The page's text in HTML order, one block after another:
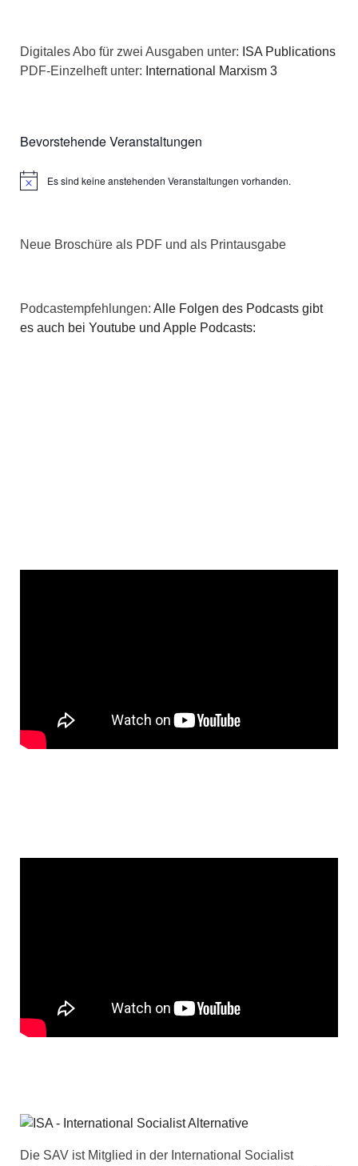
Digitales Abo für zwei Ausgaben unter: ISA Publications
PDF-Einzelheft unter: International Marxism 3
Bevorstehende Veranstaltungen
HinweisEs sind keine anstehenden Veranstaltungen vorhanden.
Neue Broschüre als PDF und als Printausgabe
Podcastempfehlungen: Alle Folgen des Podcasts gibt
es auch bei Youtube und Apple Podcasts:
Die SAV ist Mitglied in der International Socialist